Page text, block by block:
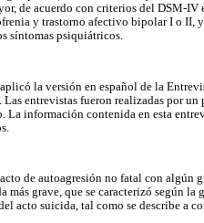
de acuerdo con criterios del DSM-
y trastorno afectivo bipolar I o II,
síntomas psiquiátricos.
la versión en español de la
entrevistas fueron realizadas por
La información contenida en esta
de autoagresión no fatal con algún
grave, que se caracterizó según
acto suicida, tal como se describe a